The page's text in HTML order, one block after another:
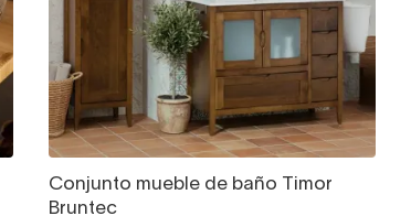
Conjunto mueble de baño Timor
Bruntec